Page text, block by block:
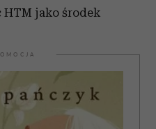
jako środek